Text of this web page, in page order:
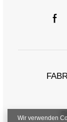
Wir verwenden